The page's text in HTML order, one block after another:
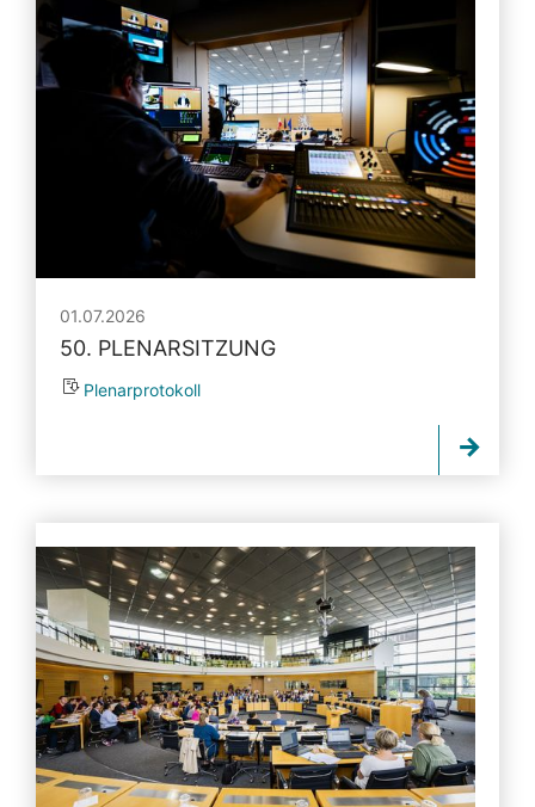
01.07.2026
50. PLENARSITZUNG
Plenarprotokoll